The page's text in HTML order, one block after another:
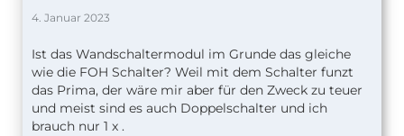
4. Januar 2023
Ist das Wandschaltermodul im Grunde das gleiche
wie die FOH Schalter? Weil mit dem Schalter funzt
das Prima, der wäre mir aber für den Zweck zu teuer
und meist sind es auch Doppelschalter und ich
brauch nur 1 x .